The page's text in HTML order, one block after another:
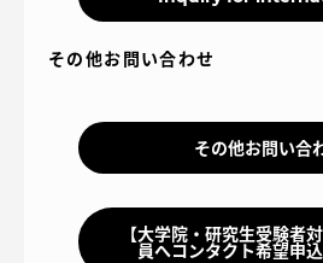
その他お問い合わせ
その他お問い合
【大学院・研究生受験者
員へコンタクト希望申